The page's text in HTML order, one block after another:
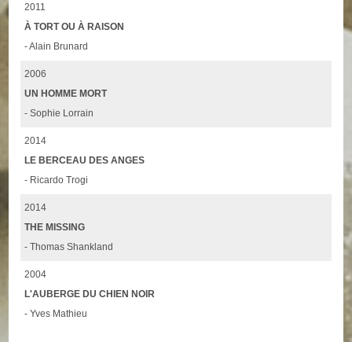
2011
À TORT OU À RAISON
- Alain Brunard
2006
UN HOMME MORT
- Sophie Lorrain
2014
LE BERCEAU DES ANGES
- Ricardo Trogi
2014
THE MISSING
- Thomas Shankland
2004
L'AUBERGE DU CHIEN NOIR
- Yves Mathieu